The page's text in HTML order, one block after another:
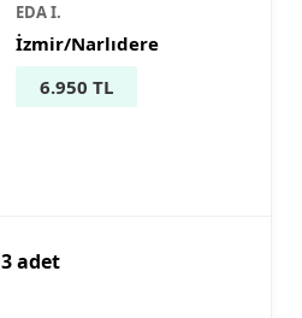
EDA I.
İzmir/Narlıdere
6.950 TL
3 adet